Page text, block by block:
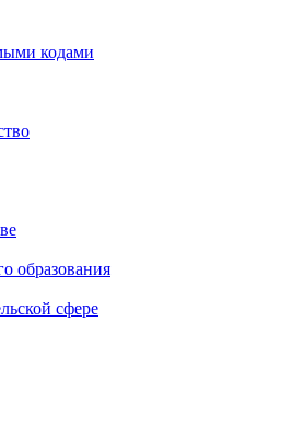
кодами
образования
сфере